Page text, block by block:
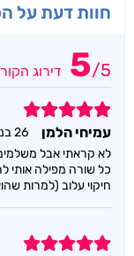
חוות דעת על
5/5 דירוג
5
עמיחי הלמן
26 בנובמבר 2024
לא קראתי אבל
כל שורה מפילה אותי
חיקוי עלוב (למרות
5